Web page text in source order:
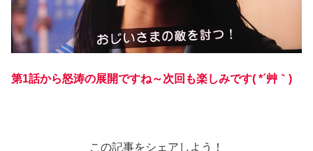
第1話から怒涛の展開ですね～次回も楽しみです( *´艸｀)
この記事をシェアしよう！